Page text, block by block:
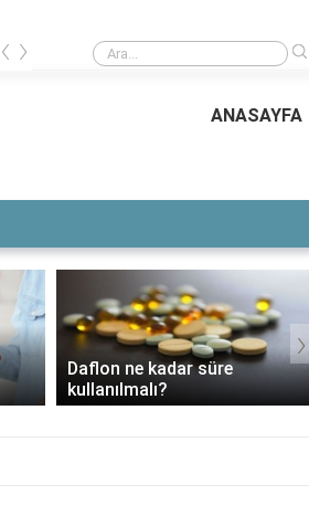
Yumuşak içimli kahve nasıl yapılır?
‹ ›
ANASAYFA
Daflon ne kadar süre
kullanılmalı?
›